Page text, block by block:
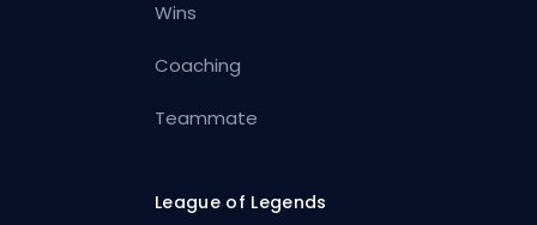
Wins
Coaching
Teammate
League of Legends